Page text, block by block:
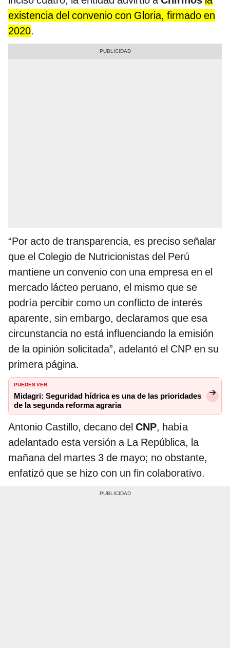
existencia del convenio con Gloria, firmado en
2020.
“Por acto de transparencia, es preciso señalar
que el Colegio de Nutricionistas del Perú
mantiene un convenio con una empresa en el
mercado lácteo peruano, el mismo que se
podría percibir como un conflicto de interés
aparente, sin embargo, declaramos que esa
circunstancia no está influenciando la emisión
de la opinión solicitada”, adelantó el CNP en su
primera página.
PUEDES VER:
Midagri: Seguridad hídrica es una de las prioridades
de la segunda reforma agraria
Antonio Castillo, decano del CNP, había
adelantado esta versión a La República, la
mañana del martes 3 de mayo; no obstante,
enfatizó que se hizo con un fin colaborativo.